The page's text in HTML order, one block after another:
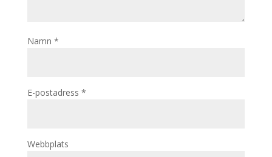
Namn *
E-postadress *
Webbplats